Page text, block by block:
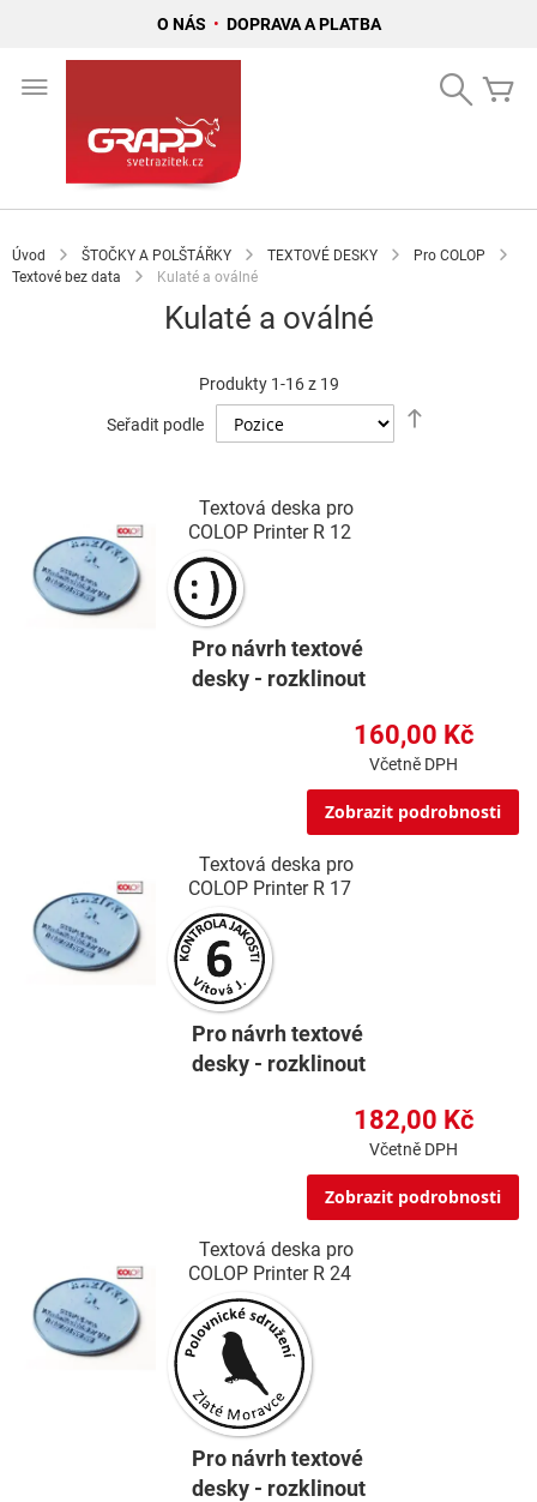
O NÁS • DOPRAVA A PLATBA
Search
Úvod ŠTOČKY A POLŠTÁŘKY TEXTOVÉ DESKY
Pro COLOP
Textové bez data
Kulaté a oválné
Kulaté a oválné
Produkty 1-16z 19
Seřadit podle
Textová deska pro
COLOP Printer R 12
Pro návrh textové
desky - rozklinout
160,00 Kč
Včetně DPH
Zobrazit podrobnosti
Textová deska pro
COLOP Printer R 17
Pro návrh textové
desky - rozklinout
182,00 Kč
Včetně DPH
Zobrazit podrobnosti
Textová deska pro
COLOP Printer R 24
Pro návrh textové
desky - rozklinout